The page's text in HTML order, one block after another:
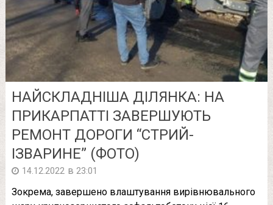
НАЙСКЛАДНІША ДІЛЯНКА: НА
ПРИКАРПАТТІ ЗАВЕРШУЮТЬ
РЕМОНТ ДОРОГИ “СТРИЙ-
ІЗВАРИНЕ” (ФОТО)
14.12.2022 в 23:01
Зокрема, завершено влаштування вирівнювального